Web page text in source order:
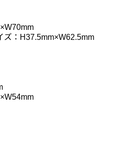
ズ：H37.5mm×W62.5mm